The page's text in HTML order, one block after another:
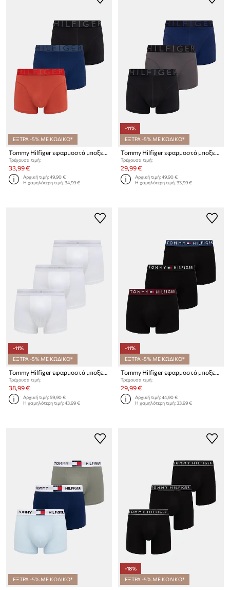
ΕΞΤΡΑ -5% ΜΕ ΚΩΔΙΚΟ*
Tommy Hilfiger εφαρμοστά μποξεράκια Ανδρικά 3-pack
Τρέχουσα τιμή:
33,99 €
Αρχική τιμή:49,90 €
Η χαμηλότερη τιμή:34,99 €
-11%
ΕΞΤΡΑ -5% ΜΕ ΚΩΔΙΚΟ*
Tommy Hilfiger εφαρμοστά μποξεράκια ανδρικά 3-pack
Τρέχουσα τιμή:
29,99 €
Αρχική τιμή:49,90 €
Η χαμηλότερη τιμή:33,99 €
-11%
ΕΞΤΡΑ -5% ΜΕ ΚΩΔΙΚΟ*
Tommy Hilfiger εφαρμοστά μποξεράκια Ανδρικά από βαμβάκι με ελαστάν 3-pack
Τρέχουσα τιμή:
38,99 €
Αρχική τιμή:59,90 €
Η χαμηλότερη τιμή:43,99 €
-11%
ΕΞΤΡΑ -5% ΜΕ ΚΩΔΙΚΟ*
Tommy Hilfiger εφαρμοστά μποξεράκια Ανδρικά βαμβάκι με ελαστάν 3-pack
Τρέχουσα τιμή:
29,99 €
Αρχική τιμή:44,90 €
Η χαμηλότερη τιμή:33,99 €
ΕΞΤΡΑ -5% ΜΕ ΚΩΔΙΚΟ*
-18%
ΕΞΤΡΑ -5% ΜΕ ΚΩΔΙΚΟ*